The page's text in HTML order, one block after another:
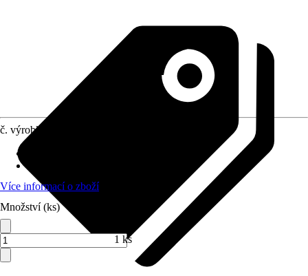
č. výrobku
Více informací o zboží
Množství (ks)
1 ks